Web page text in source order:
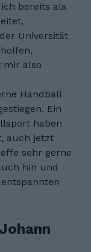
bereits als
Universität
mir also
Handball
Ein
haben
auch jetzt
sehr gerne
hin und